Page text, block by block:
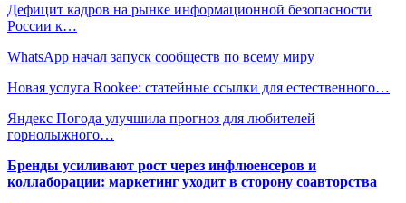
Дефицит кадров на рынке информационной безопасности
России к…
WhatsApp начал запуск сообществ по всему миру
Новая услуга Rookee: статейные ссылки для естественного…
Яндекс Погода улучшила прогноз для любителей
горнолыжного…
Бренды усиливают рост через инфлюенсеров и
коллаборации: маркетинг уходит в сторону соавторства